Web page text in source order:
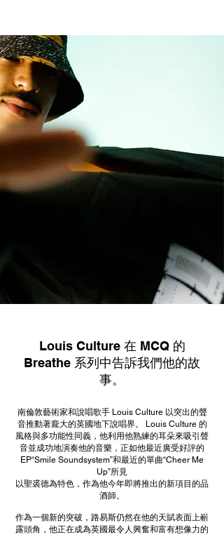
Louis Culture 在 MCQ 的
Breathe 系列中告訴我們他的故
事。
南倫敦藝術家和說唱歌手 Louis Culture 以突出的聲
音推動著龐大的英國地下說唱界。 Louis Culture 的
風格與多功能性同義，他利用他熟練的耳朵來吸引聲
音並成功地演奏他的音樂，正如他最近廣受好評的
EP“Smile Soundsystem”和最近的單曲“Cheer Me
Up”所見
以聖裘德為特色，作為他今年即將推出的新項目的品
酒師。
作為一個新的突破，路易斯仍然在他的天賦表面上嶄
露頭角，他正在成為英國最令人興奮和富有想像力的